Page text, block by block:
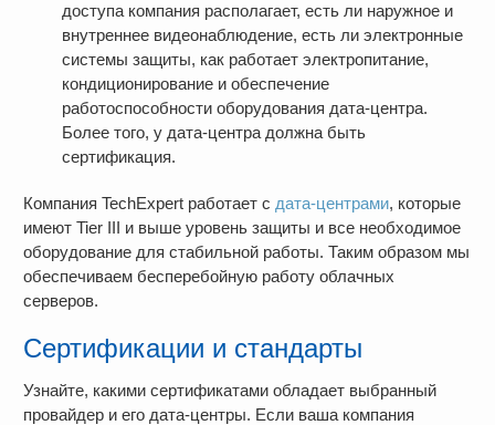
доступа компания располагает, есть ли наружное и
внутреннее видеонаблюдение, есть ли электронные
системы защиты, как работает электропитание,
кондиционирование и обеспечение
работоспособности оборудования дата-центра.
Более того, у дата-центра должна быть
сертификация.
Компания TechExpert работает с дата-центрами, которые
имеют Tier III и выше уровень защиты и все необходимое
оборудование для стабильной работы. Таким образом мы
обеспечиваем бесперебойную работу облачных
серверов.
Сертификации и стандарты
Узнайте, какими сертификатами обладает выбранный
провайдер и его дата-центры. Если ваша компания